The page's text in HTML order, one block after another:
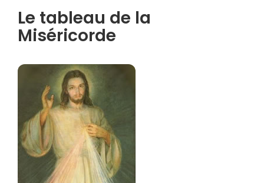
Le tableau de la
Miséricorde